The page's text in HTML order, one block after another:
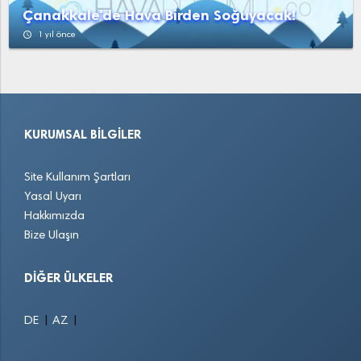
Çanakkale'de Hava Birden Soğuyacak!
access_time 1 yıl önce
KURUMSAL BILGILER
Site Kullanım Şartları
Yasal Uyarı
Hakkımızda
Bize Ulaşın
DIĞER ÜLKELER
DE AZ